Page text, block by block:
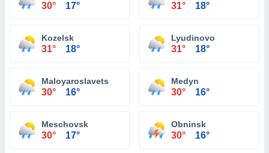
30° 17° 31° 18°
Kozelsk
31° 18°
Lyudinovo
31° 18°
Maloyaroslavets
30° 16°
Medyn
30° 16°
Meschovsk
30° 17°
Obninsk
30° 16°